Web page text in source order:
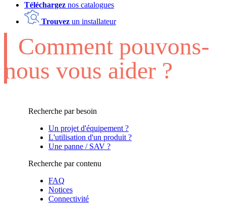
Téléchargez nos catalogues
Trouvez un installateur
Comment pouvons-
nous vous aider ?
Recherche par besoin
Un projet d'équipement ?
L'utilisation d'un produit ?
Une panne / SAV ?
Recherche par contenu
FAQ
Notices
Connectivité